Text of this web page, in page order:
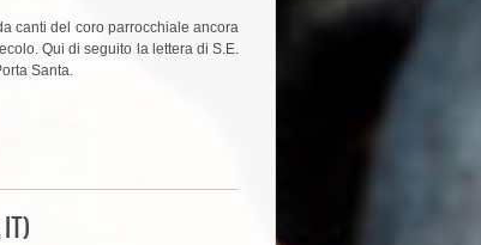
canti del coro parrocchiale ancora
Qui di seguito la lettera di S.E.
Santa.